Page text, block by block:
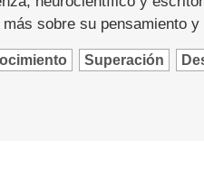
más sobre su pensamiento
Superación